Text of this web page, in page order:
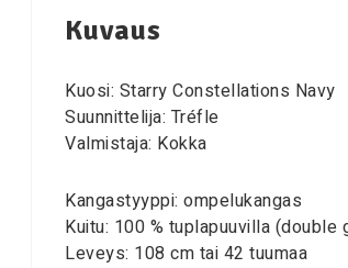
Kuvaus
Kuosi: Starry Constellations Navy
Suunnittelija: Tréfle
Valmistaja: Kokka
Kangastyyppi: ompelukangas
Kuitu: 100 % tuplapuuvilla (double
Leveys: 108 cm tai 42 tuumaa